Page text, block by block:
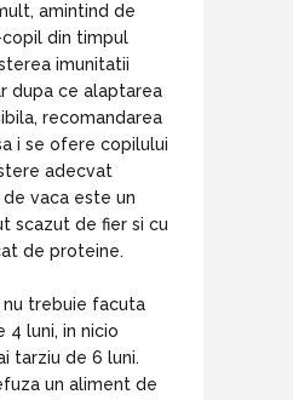
amintind de
din timpul
imunitatii
dupa ce alaptarea
recomandarea
i se ofere copilului
adecvat
vaca este un
scazut de fier si cu
de proteine.
nu trebuie facuta
4 luni, in nicio
tarziu de 6 luni.
un aliment de